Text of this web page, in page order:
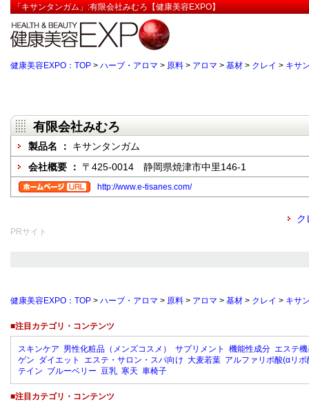
「キサンタンガム」:有限会社みむろ【健康美容EXPO】
健康美容EXPO：TOP > ハーブ・アロマ > 原料 > アロマ > 基材 > クレイ > キサ
有限会社みむろ
製品名 ： キサンタンガム
会社概要 ： 〒425-0014 静岡県焼津市中里146-1
http://www.e-tisanes.com/
ク
PRサイト
健康美容EXPO：TOP > ハーブ・アロマ > 原料 > アロマ > 基材 > クレイ > キサ
■注目カテゴリ・コンテンツ
スキンケア 男性化粧品（メンズコスメ） サプリメント 機能性成分 エステ
ゲン ダイエット エステ・サロン・スパ向け 大麦若葉 アルファリポ酸(αリポ
テイン ブルーベリー 豆乳 寒天 車椅子
■注目カテゴリ・コンテンツ